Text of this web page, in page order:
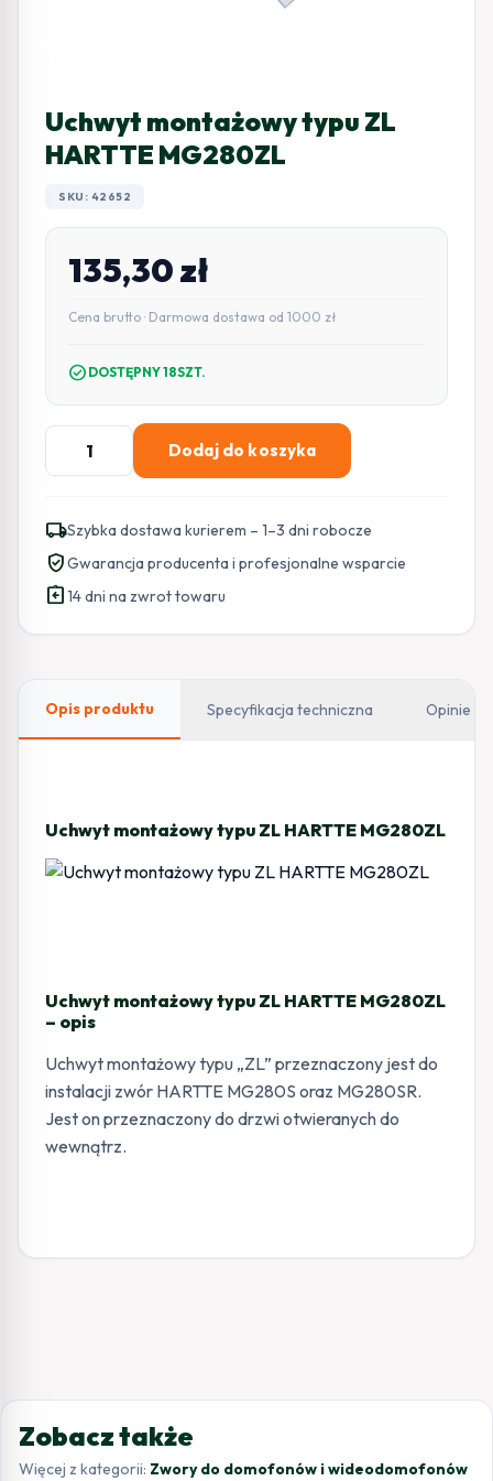
Uchwyt montażowy typu ZL
HARTTE MG280ZL
SKU: 42652
135,30zł
Cena brutto · Darmowa dostawa od 1000 zł
check_circle DOSTĘPNY 18SZT.
ilość
Uchwyt
typu
ZL
HARTTE
MG280ZL
Dodaj do koszyka
local_shippingSzybka dostawa kurierem – 1–3 dni robocze
verified_userGwarancja producenta i profesjonalne wsparcie
assignment_return14 dni na zwrot towaru
Opis produktu Specyfikacja techniczna Opinie
Uchwyt montażowy typu ZL HARTTE MG280ZL
Uchwyt montażowy typu ZL HARTTE MG280ZL
– opis
Uchwyt montażowy typu „ZL” przeznaczony jest do
instalacji zwór HARTTE MG280S oraz MG280SR.
Jest on przeznaczony do drzwi otwieranych do
wewnątrz.
Zobacz także
Więcej z kategorii: Zwory do domofonów i wideodomofonów